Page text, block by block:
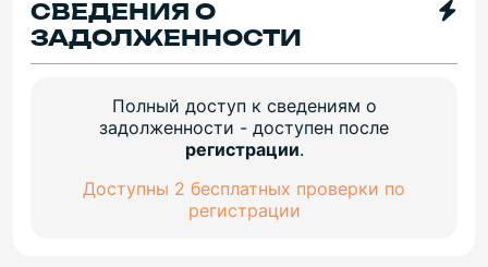
СВЕДЕНИЯ О
ЗАДОЛЖЕННОСТИ
Полный доступ к сведениям о
задолженности - доступен после
регистрации.
Доступны 2 бесплатных проверки по
регистрации